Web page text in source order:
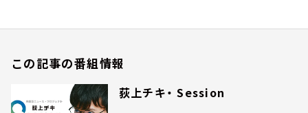
この記事の番組情報
荻上チキ・ Session